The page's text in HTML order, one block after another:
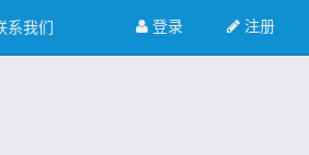
注册
登录
系我们